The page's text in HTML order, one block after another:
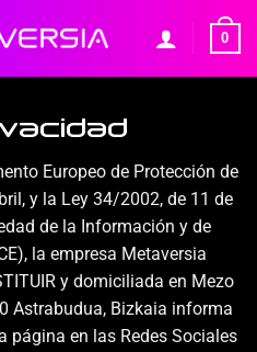
0
Europeo de Protección de
y la Ley 34/2002, de 11 de
de la Información y de
la empresa Metaversia
y domiciliada en Mezo
Astrabudua, Bizkaia informa
página en las Redes Sociales